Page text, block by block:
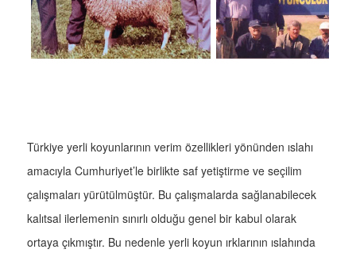
Türkiye yerli koyunlarının verim özellikleri yönünden ıslahı
amacıyla Cumhuriyet’le birlikte saf yetiştirme ve seçilim
çalışmaları yürütülmüştür. Bu çalışmalarda sağlanabilecek
kalıtsal ilerlemenin sınırlı olduğu genel bir kabul olarak
ortaya çıkmıştır. Bu nedenle yerli koyun ırklarının ıslahında